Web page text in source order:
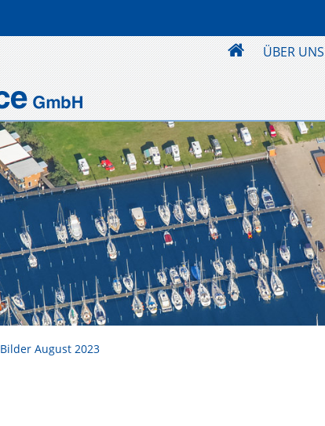
ÜBER UNS
Bilder August 2023